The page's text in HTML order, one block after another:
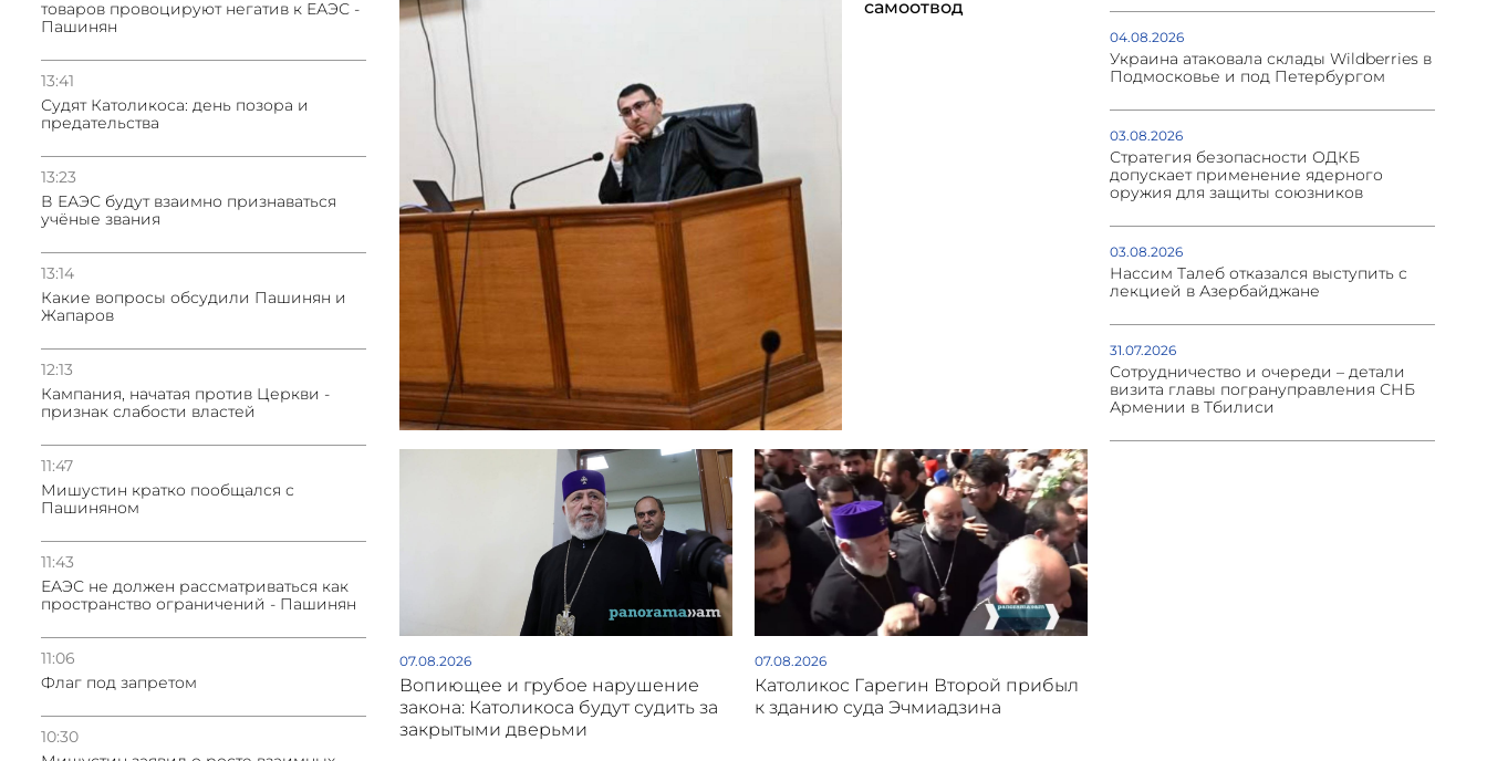
товаров провоцируют негатив к ЕАЭС -
Пашинян
13:41
Судят Католикоса: день позора и
предательства
13:23
В ЕАЭС будут взаимно признаваться
учёные звания
13:14
Какие вопросы обсудили Пашинян и
Жапаров
12:13
Кампания, начатая против Церкви -
признак слабости властей
11:47
Мишустин кратко пообщался с
Пашиняном
11:43
ЕАЭС не должен рассматриваться как
пространство ограничений - Пашинян
11:06
Флаг под запретом
10:30
самоотвод
07.08.2026
Вопиющее и грубое нарушение
закона: Католикоса будут судить за
закрытыми дверьми
07.08.2026
Католикос Гарегин Второй прибыл
к зданию суда Эчмиадзина
04.08.2026
Украина атаковала склады Wildberries в
Подмосковье и под Петербургом
03.08.2026
Стратегия безопасности ОДКБ
допускает применение ядерного
оружия для защиты союзников
03.08.2026
Нассим Талеб отказался выступить с
лекцией в Азербайджане
31.07.2026
Сотрудничество и очереди – детали
визита главы погрануправления СНБ
Армении в Тбилиси